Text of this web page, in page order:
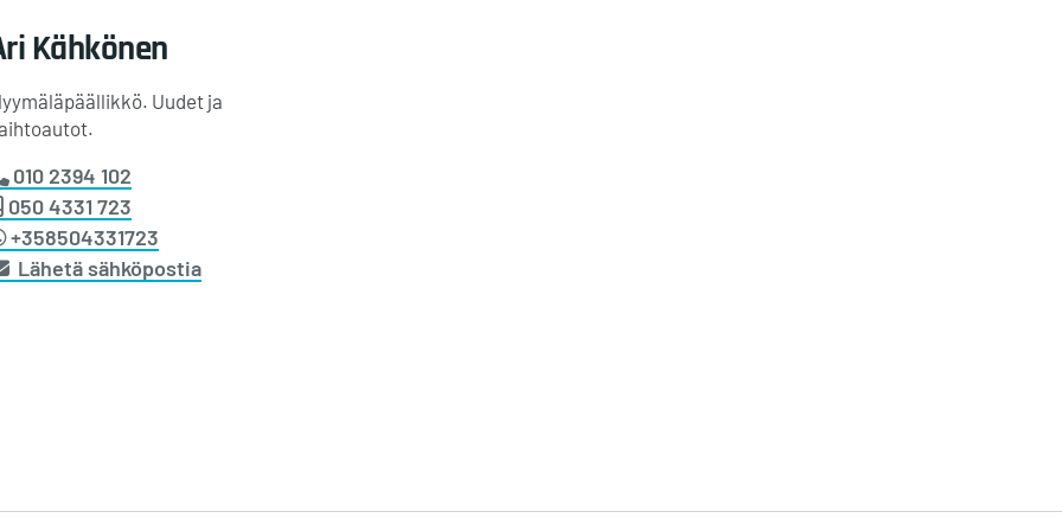
Kähkönen
Uudet ja
010 2394 102
050 4331 723
+358504331723
Lähetä sähköpostia